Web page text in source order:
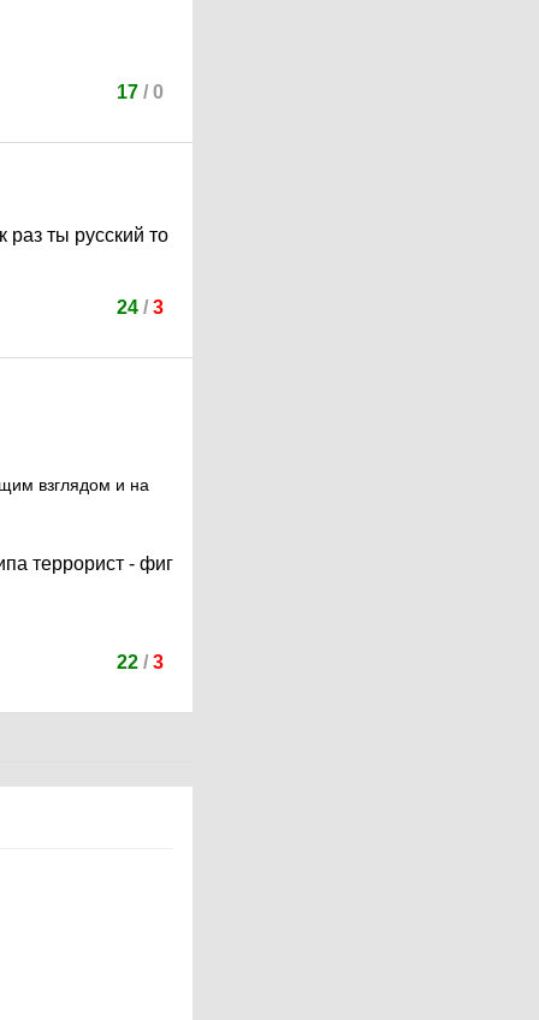
17 / 0
ты русский то
24 / 3
взглядом и на
террорист - фиг
22 / 3